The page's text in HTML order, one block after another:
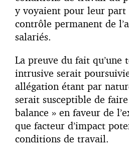
y voyaient pour leur
contrôle permanent de
salariés.
La preuve du fait qu’une
intrusive serait
allégation étant par
serait susceptible de
balance » en faveur de
que facteur d’impact
conditions de travail.